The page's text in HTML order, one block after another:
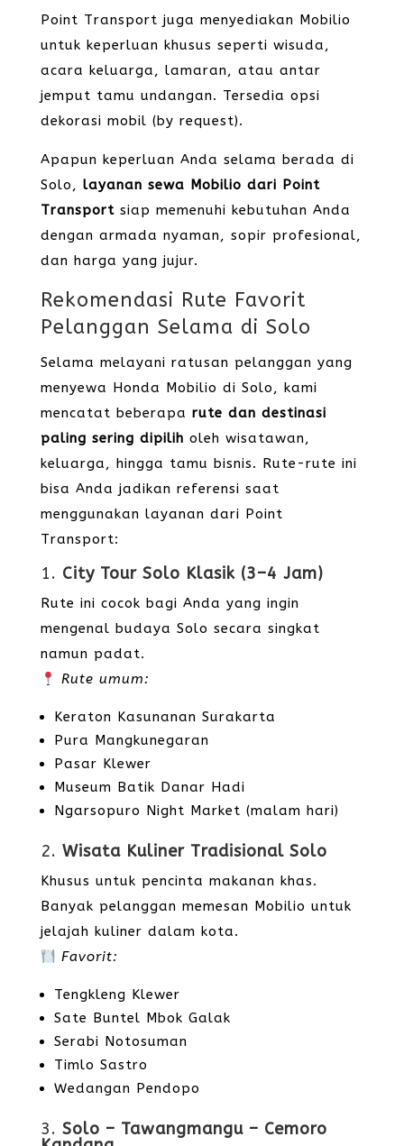
Point Transport juga menyediakan Mobilio
untuk keperluan khusus seperti wisuda,
acara keluarga, lamaran, atau antar
jemput tamu undangan. Tersedia opsi
dekorasi mobil (by request).
Apapun keperluan Anda selama berada di
Solo, layanan sewa Mobilio dari Point
Transportsiap memenuhi kebutuhan Anda
dengan armada nyaman, sopir profesional,
dan harga yang jujur.
Rekomendasi Rute Favorit
Pelanggan Selama di Solo
Selama melayani ratusan pelanggan yang
menyewa Honda Mobilio di Solo, kami
mencatat beberapa rute dan destinasi
paling sering dipilih oleh wisatawan,
keluarga, hingga tamu bisnis. Rute-rute ini
bisa Anda jadikan referensi saat
menggunakan layanan dari Point
Transport:
1. City Tour Solo Klasik (3–4 Jam)
Rute ini cocok bagi Anda yang ingin
mengenal budaya Solo secara singkat
namun padat.
Rute umum:
Keraton Kasunanan Surakarta
Pura Mangkunegaran
Pasar Klewer
Museum Batik Danar Hadi
Ngarsopuro Night Market (malam hari)
2. Wisata Kuliner Tradisional Solo
Khusus untuk pencinta makanan khas.
Banyak pelanggan memesan Mobilio untuk
jelajah kuliner dalam kota.
Favorit:
Tengkleng Klewer
Sate Buntel Mbok Galak
Serabi Notosuman
Timlo Sastro
Wedangan Pendopo
3. Solo – Tawangmangu – Cemoro